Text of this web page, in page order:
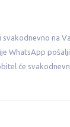
svakodnevno na
WhatsApp
će